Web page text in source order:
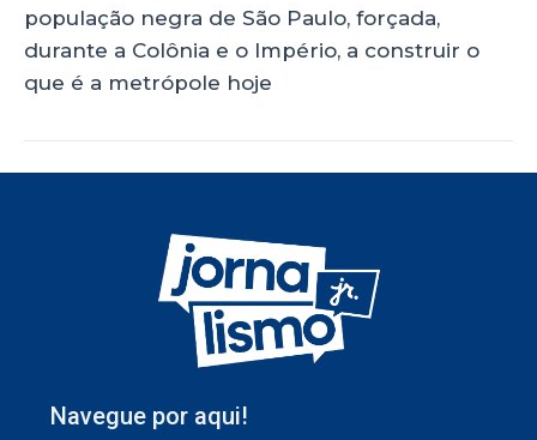
população negra de São Paulo, forçada,
durante a Colônia e o Império, a construir o
que é a metrópole hoje
Navegue por aqui!